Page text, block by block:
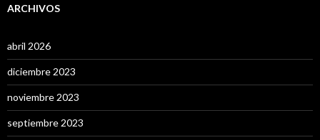
ARCHIVOS
abril 2026
diciembre 2023
noviembre 2023
septiembre 2023